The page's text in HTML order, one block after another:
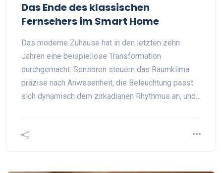
Das Ende des klassischen
Fernsehers im Smart Home
Das moderne Zuhause hat in den letzten zehn
Jahren eine beispiellose Transformation
durchgemacht. Sensoren steuern das Raumklima
präzise nach Anwesenheit, die Beleuchtung passt
sich dynamisch dem zirkadianen Rhythmus an, und…